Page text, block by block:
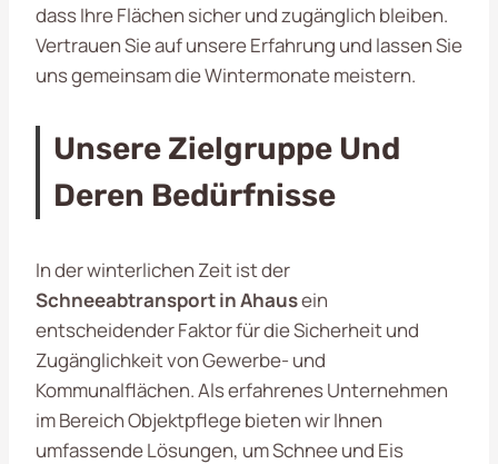
dass Ihre Flächen sicher und zugänglich bleiben.
Vertrauen Sie auf unsere Erfahrung und lassen Sie
uns gemeinsam die Wintermonate meistern.
Unsere Zielgruppe Und
Deren Bedürfnisse
In der winterlichen Zeit ist der
Schneeabtransport in Ahausein
entscheidender Faktor für die Sicherheit und
Zugänglichkeit von Gewerbe- und
Kommunalflächen. Als erfahrenes Unternehmen
im Bereich Objektpflege bieten wir Ihnen
umfassende Lösungen, um Schnee und Eis